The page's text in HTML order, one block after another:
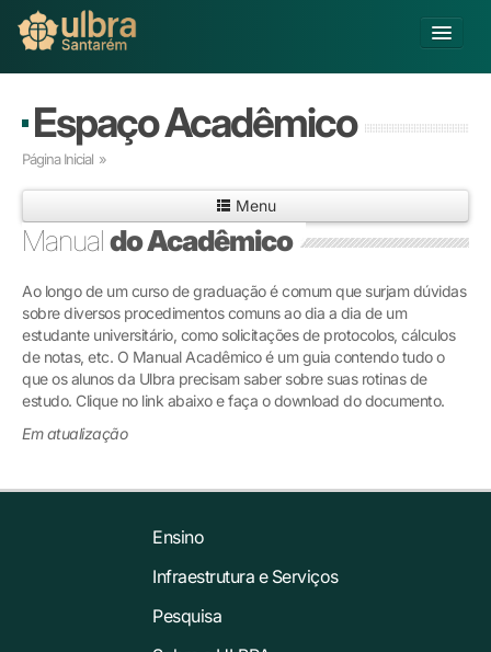
Buscar
Matricule-se
Graduação
Pós-graduação
Educação a Distância
Pesquisa
Extensão
Infraestrutura e Serviços
Espaço Acadêmico
Página Inicial »
Menu
Manualdo Acadêmico
Ao longo de um curso de graduação é comum que surjam dúvidas
sobre diversos procedimentos comuns ao dia a dia de um
estudante universitário, como solicitações de protocolos, cálculos
de notas, etc. O Manual Acadêmico é um guia contendo tudo o
que os alunos da Ulbra precisam saber sobre suas rotinas de
estudo. Clique no link abaixo e faça o download do documento.
Em atualização
Ensino
Infraestrutura e Serviços
Pesquisa